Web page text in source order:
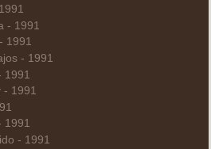
- 1991
1991
- 1991
1991
- 1991
1991
- 1991